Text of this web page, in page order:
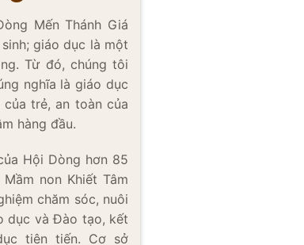
Mến Thánh Giá
giáo dục là một
Từ đó, chúng tôi
nghĩa là giáo dục
trẻ, an toàn của
hàng đầu.
Hội Dòng hơn 85
non Khiết Tâm
chăm sóc, nuôi
dục và Đào tạo, kết
tiên tiến. Cơ sở